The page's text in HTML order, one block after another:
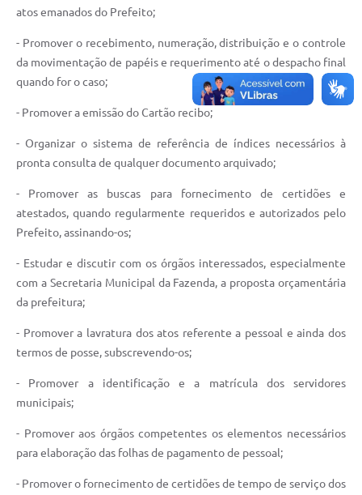
atos emanados do Prefeito;
- Promover o recebimento, numeração, distribuição e o controle
da movimentação de papéis e requerimento até o despacho final
quando for o caso;
- Promover a emissão do Cartão recibo;
- Organizar o sistema de referência de índices necessários à
pronta consulta de qualquer documento arquivado;
- Promover as buscas para fornecimento de certidões e
atestados, quando regularmente requeridos e autorizados pelo
Prefeito, assinando-os;
- Estudar e discutir com os órgãos interessados, especialmente
com a Secretaria Municipal da Fazenda, a proposta orçamentária
da prefeitura;
- Promover a lavratura dos atos referente a pessoal e ainda dos
termos de posse, subscrevendo-os;
- Promover a identificação e a matrícula dos servidores
municipais;
- Promover aos órgãos competentes os elementos necessários
para elaboração das folhas de pagamento de pessoal;
- Promover o fornecimento de certidões de tempo de serviço dos